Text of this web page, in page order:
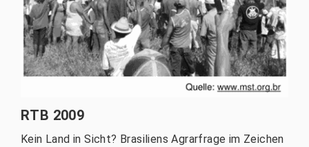
RTB 2009
Kein Land in Sicht? Brasiliens Agrarfrage im Zeichen